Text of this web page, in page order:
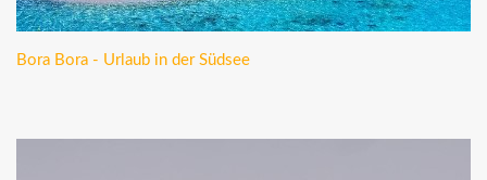
Bora Bora - Urlaub in der Südsee